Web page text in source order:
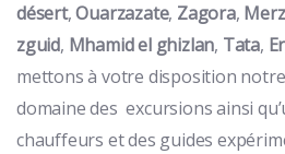
désert,Ouarzazate, Zagora,
zguid, Mhamid el ghizlan, Tata,
mettons à votre disposition
domaine des excursions ainsi
chauffeurs et des guides